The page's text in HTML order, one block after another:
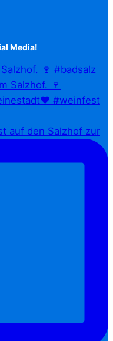
Media!
🍷 #badsalz
auf den Salzhof zur